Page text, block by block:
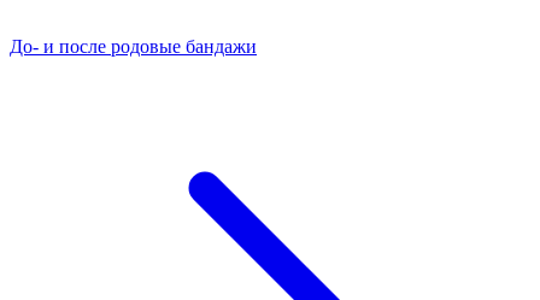
До- и после родовые бандажи